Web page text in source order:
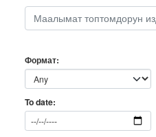
Формат
To date